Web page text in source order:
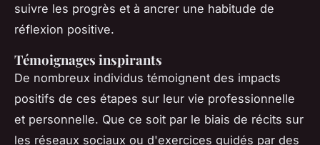
suivre les progrès et à ancrer une habitude de
réflexion positive.
Témoignages inspirants
De nombreux individus témoignent des impacts
positifs de ces étapes sur leur vie professionnelle
et personnelle. Que ce soit par le biais de récits sur
les réseaux sociaux ou d'exercices guidés par des